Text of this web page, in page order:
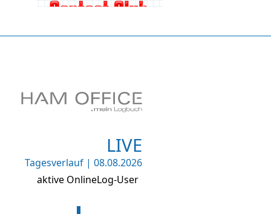
LIVE
Tagesverlauf | 08.08.2026
aktive OnlineLog-User